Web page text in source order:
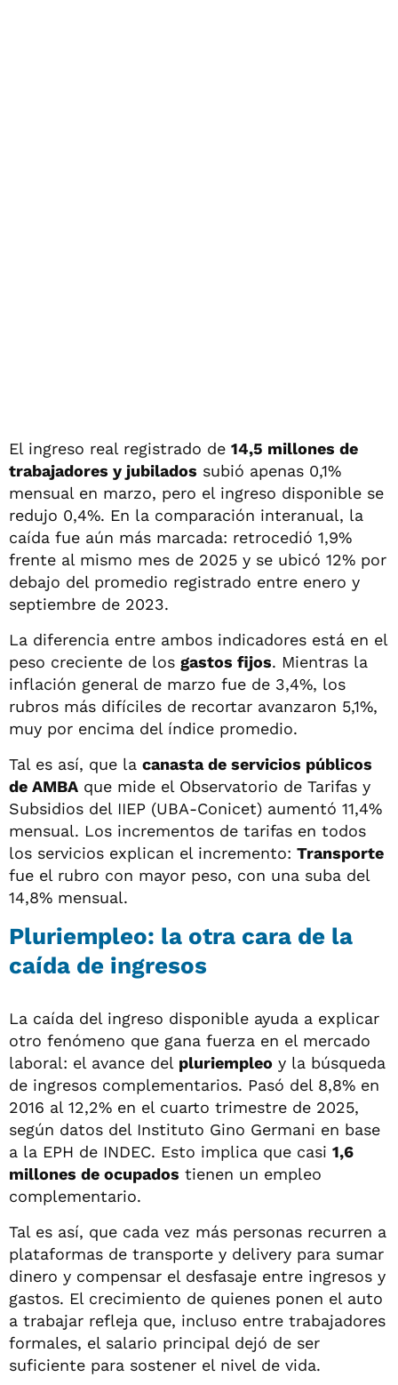
El ingreso real registrado de 14,5 millones de
trabajadores y jubilados subió apenas 0,1%
mensual en marzo, pero el ingreso disponible se
redujo 0,4%. En la comparación interanual, la
caída fue aún más marcada: retrocedió 1,9%
frente al mismo mes de 2025 y se ubicó 12% por
debajo del promedio registrado entre enero y
septiembre de 2023.
La diferencia entre ambos indicadores está en el
peso creciente de los gastos fijos. Mientras la
inflación general de marzo fue de 3,4%, los
rubros más difíciles de recortar avanzaron 5,1%,
muy por encima del índice promedio.
Tal es así, que la canasta de servicios públicos
de AMBA que mide el Observatorio de Tarifas y
Subsidios del IIEP (UBA-Conicet) aumentó 11,4%
mensual. Los incrementos de tarifas en todos
los servicios explican el incremento: Transporte
fue el rubro con mayor peso, con una suba del
14,8% mensual.
Pluriempleo: la otra cara de la
caída de ingresos
La caída del ingreso disponible ayuda a explicar
otro fenómeno que gana fuerza en el mercado
laboral: el avance del pluriempleo y la búsqueda
de ingresos complementarios. Pasó del 8,8% en
2016 al 12,2% en el cuarto trimestre de 2025,
según datos del Instituto Gino Germani en base
a la EPH de INDEC. Esto implica que casi 1,6
millones de ocupados tienen un empleo
complementario.
Tal es así, que cada vez más personas recurren a
plataformas de transporte y delivery para sumar
dinero y compensar el desfasaje entre ingresos y
gastos. El crecimiento de quienes ponen el auto
a trabajar refleja que, incluso entre trabajadores
formales, el salario principal dejó de ser
suficiente para sostener el nivel de vida.